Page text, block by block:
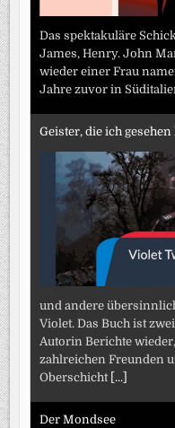
Das spektakuläre
James, Henry. John
wieder einer Frau
Jahre zuvor in
Geister, die ich gesehen
und andere
Violet. Das Buch ist
Autorin Berichte
zahlreichen Freunden
Oberschicht [...]
Der Mondsee